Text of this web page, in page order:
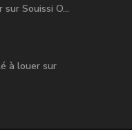
Souissi O...
à louer sur